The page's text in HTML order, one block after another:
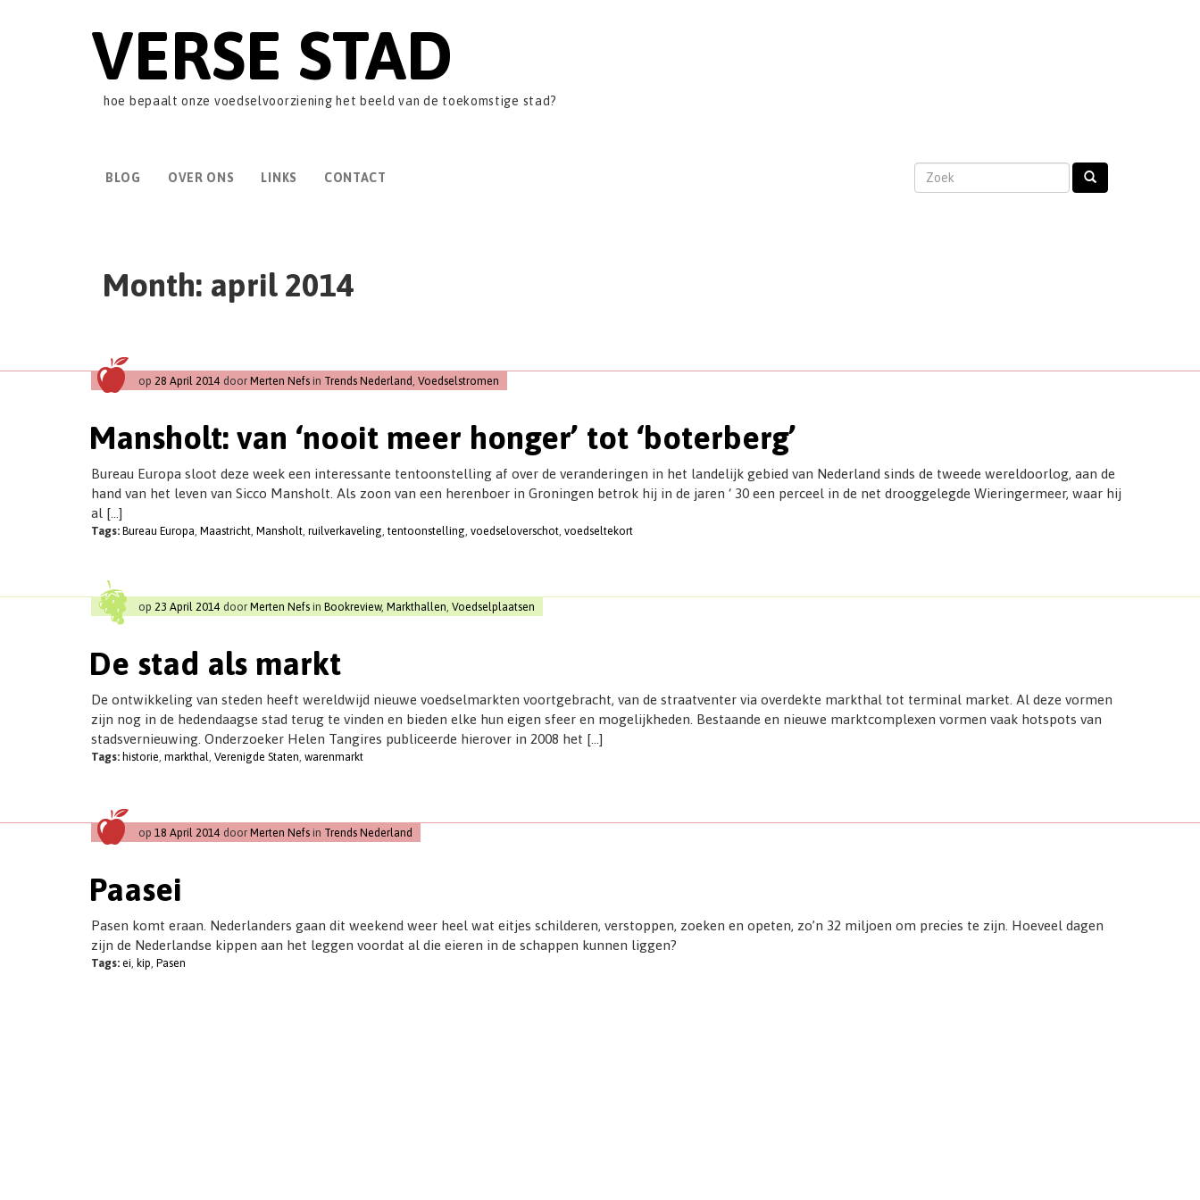
VERSE STAD
hoe bepaalt onze voedselvoorziening het beeld van de toekomstige stad?
BLOG OVER ONS LINKS CONTACT
Month: april 2014
op 28 April 2014 door Merten Nefs in Trends Nederland Voedselstromen
Mansholt: van ‘nooit meer honger’ tot ‘boterberg’
Bureau Europa sloot deze week een interessante tentoonstelling af over de veranderingen in het landelijk gebied van Nederland sinds de tweede wereldoorlog, aan de
hand van het leven van Sicco Mansholt. Als zoon van een herenboer in Groningen betrok hij in de jaren ‘ 30 een perceel in de net drooggelegde Wieringermeer, waar hij
al […]
Tags: Bureau Europa, Maastricht, Mansholt, ruilverkaveling, tentoonstelling, voedseloverschot, voedseltekort
op 23 April 2014 door Merten Nefs in Bookreview, Markthallen Voedselplaatsen
De stad als markt
De ontwikkeling van steden heeft wereldwijd nieuwe voedselmarkten voortgebracht, van de straatventer via overdekte markthal tot terminal market. Al deze vormen
zijn nog in de hedendaagse stad terug te vinden en bieden elke hun eigen sfeer en mogelijkheden. Bestaande en nieuwe marktcomplexen vormen vaak hotspots van
stadsvernieuwing. Onderzoeker Helen Tangires publiceerde hierover in 2008 het […]
Tags: historie, markthal, Verenigde Staten, warenmarkt
op 18 April 2014 door Merten Nefs in Trends Nederland
Paasei
Pasen komt eraan. Nederlanders gaan dit weekend weer heel wat eitjes schilderen, verstoppen, zoeken en opeten, zo’n 32 miljoen om precies te zijn. Hoeveel dagen
zijn de Nederlandse kippen aan het leggen voordat al die eieren in de schappen kunnen liggen?
Tags: ei, kip, Pasen